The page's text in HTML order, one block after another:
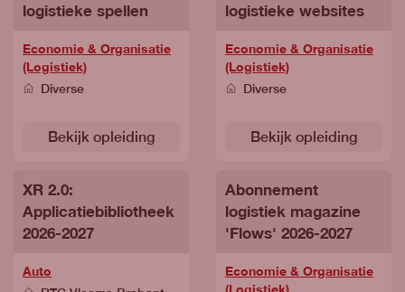
logistieke spellen
Economie & Organisatie
(Logistiek)
Diverse
Bekijk opleiding
logistieke websites
Economie & Organisatie
(Logistiek)
Diverse
Bekijk opleiding
XR 2.0:
Applicatiebibliotheek
2026-2027
Auto
Abonnement
logistiek magazine
'Flows' 2026-2027
Economie & Organisatie